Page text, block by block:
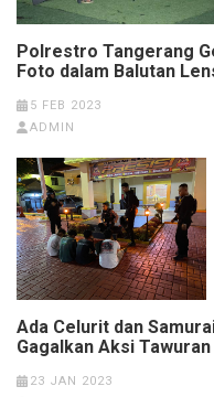
Polrestro Tangerang
Foto dalam Balutan
5 FEB 2023
ADMIN
Ada Celurit dan
Gagalkan Aksi
23 JAN 2023